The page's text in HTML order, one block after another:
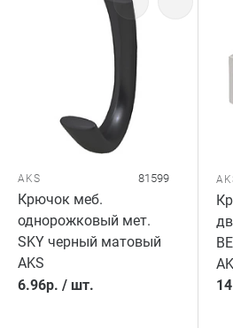
AKS 81599
Крючок меб.
однорожковый мет.
SKY черный матовый
AKS
6.96р. / шт.